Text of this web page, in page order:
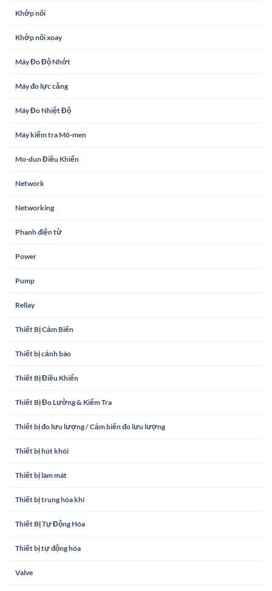
Khớp nối
Khớp nối xoay
Máy Đo Độ Nhớt
Máy đo lực căng
Máy Đo Nhiệt Độ
Máy kiểm tra Mô-men
Mo-dun Điều Khiển
Network
Networking
Phanh điện từ
Power
Pump
Rellay
Thiết Bị Cảm Biến
Thiết bị cảnh báo
Thiết Bị Điều Khiển
Thiết Bị Đo Lường & Kiểm Tra
Thiết bị đo lưu lượng / Cảm biến đo lưu lượng
Thiết bị hút khói
Thiết bị làm mát
Thiết bị trung hòa khí
Thiết Bị Tự Động Hóa
Thiết bị tự động hóa
Valve